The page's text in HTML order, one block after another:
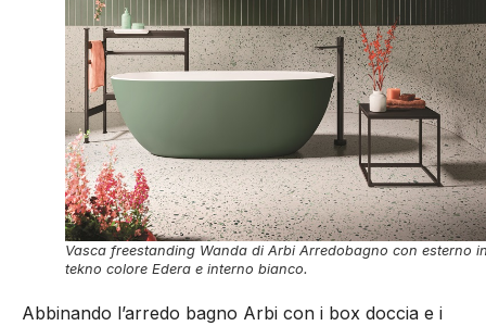
Vasca freestanding Wanda di Arbi Arredobagno con esterno
tekno colore Edera e interno bianco.
Abbinando l’arredo bagno Arbi con i box doccia e i